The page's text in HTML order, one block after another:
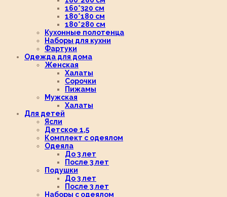
160*320 см
180*180 см
180*280 см
Кухонные полотенца
Наборы для кухни
Фартуки
Одежда для дома
Женская
Халаты
Сорочки
Пижамы
Мужская
Халаты
Для детей
Ясли
Детское 1,5
Комплект с одеялом
Одеяла
До 3 лет
После 3 лет
Подушки
До 3 лет
После 3 лет
Наборы с одеялом